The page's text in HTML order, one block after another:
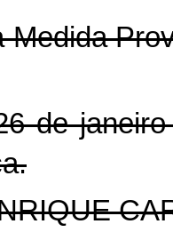
janeiro